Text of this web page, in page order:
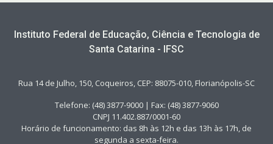
Instituto Federal de Educação, Ciência e Tecnologia de
Santa Catarina - IFSC
Rua 14 de Julho, 150, Coqueiros, CEP: 88075-010, Florianópolis-SC
Telefone: (48) 3877-9000 | Fax: (48) 3877-9060
CNPJ 11.402.887/0001-60
Horário de funcionamento: das 8h às 12h e das 13h às 17h, de
segunda a sexta-feira.